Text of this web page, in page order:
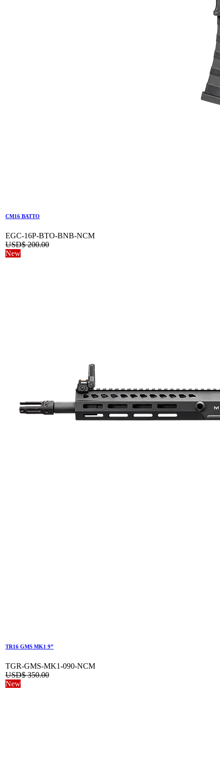
CM16 BATTO
EGC-16P-BTO-BNB-NCM
USD$200.00
New
TR16 GMS MK1 9”
TGR-GMS-MK1-090-NCM
USD$350.00
New